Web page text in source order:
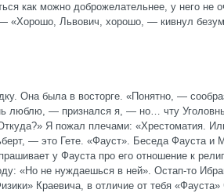
как можно доброжелательнее, у него
«Хорошо, Львович, хорошо, — кивнул
Она была в восторге. «Понятно, —
люблю, — признался я, — но… чту
Я пожал плечами: «Хрестоматия.
— это Гете. «Фауст». Беседа Фауста и
у Фауста про его отношение к
«Но не нуждаешься в ней». Остап-то
Краевича, в отличие от тебя